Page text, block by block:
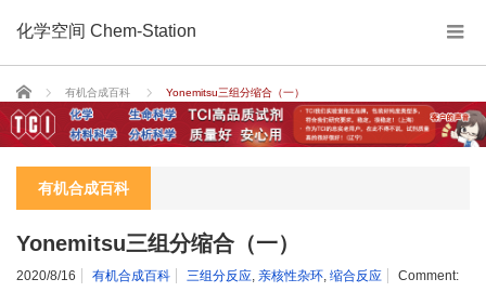
化学空间 Chem-Station
Home 有机合成百科 Yonemitsu三组分缩合（一）
有机合成百科
Yonemitsu三组分缩合（一）
2020/8/16 有机合成百科 三组分反应 亲核性杂环 缩合反应
Comment: